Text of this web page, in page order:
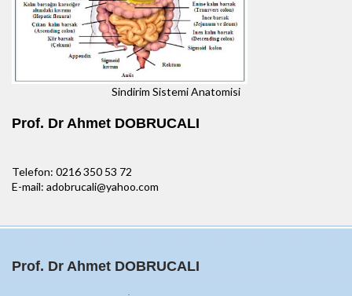
Sindirim Sistemi Anatomisi
Prof. Dr Ahmet DOBRUCALI
Telefon: 0216 350 53 72
E-mail: adobrucali@yahoo.com
Prof. Dr Ahmet DOBRUCALI